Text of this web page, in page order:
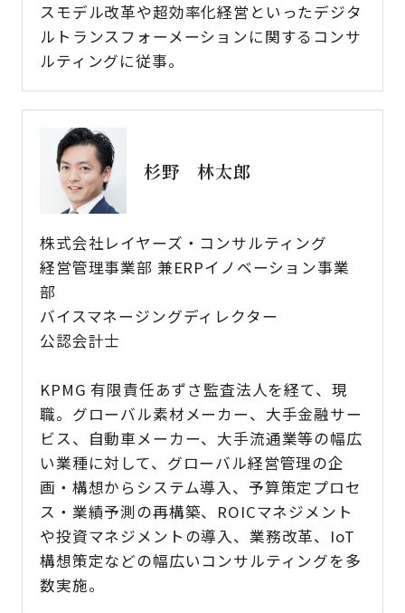
スモデル改革や超効率化経営といったデジタ
ルトランスフォーメーションに関するコンサ
ルティングに従事。
杉野 林太郎
株式会社レイヤーズ・コンサルティング
経営管理事業部 兼ERPイノベーション事業
部
バイスマネージングディレクター
公認会計士
KPMG 有限責任あずさ監査法人を経て、現
職。グローバル素材メーカー、大手金融サー
ビス、自動車メーカー、大手流通業等の幅広
い業種に対して、グローバル経営管理の企
画・構想からシステム導入、予算策定プロセ
ス・業績予測の再構築、ROICマネジメント
や投資マネジメントの導入、業務改革、IoT
構想策定などの幅広いコンサルティングを多
数実施。